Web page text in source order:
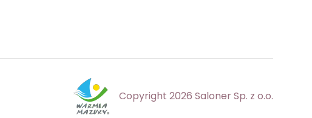
Copyright 2026 Saloner Sp. z o.o.